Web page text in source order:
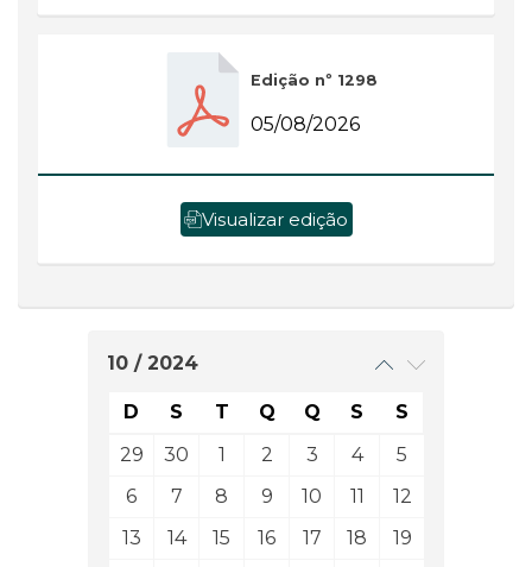
Edição nº 1298
05/08/2026
Visualizar edição
10 / 2024
D S T Q Q S
S
29
30 1 2 3 4
5
6
7 8 9 10 11
12
13
14 15 16 17 18
19